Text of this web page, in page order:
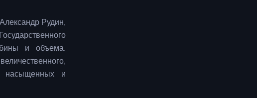
Рудин,
и объема.
насыщенных и